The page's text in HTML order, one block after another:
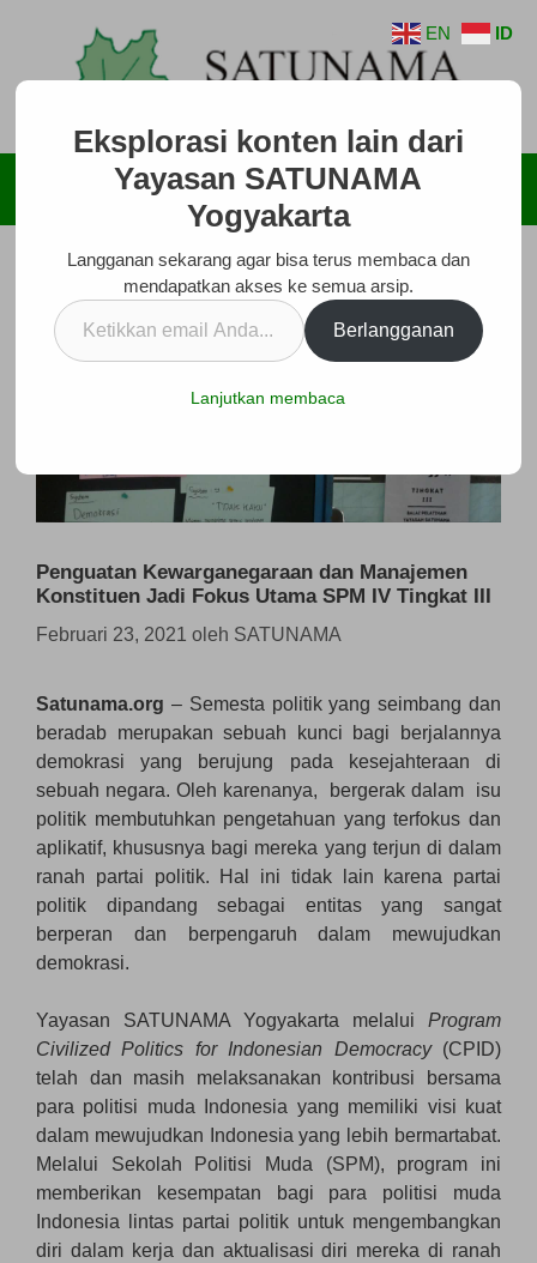
Menu
Penguatan Kewarganegaraan dan Manajemen
Konstituen Jadi Fokus Utama SPM IV Tingkat III
Februari 23, 2021 oleh SATUNAMA
Satunama.org – Semesta politik yang seimbang dan
beradab merupakan sebuah kunci bagi berjalannya
demokrasi yang berujung pada kesejahteraan di
sebuah negara. Oleh karenanya, bergerak dalam isu
politik membutuhkan pengetahuan yang terfokus dan
aplikatif, khususnya bagi mereka yang terjun di dalam
ranah partai politik. Hal ini tidak lain karena partai
politik dipandang sebagai entitas yang sangat
berperan dan berpengaruh dalam mewujudkan
demokrasi.
Yayasan SATUNAMA Yogyakarta melalui Program
Civilized Politics for Indonesian Democracy(CPID)
telah dan masih melaksanakan kontribusi bersama
para politisi muda Indonesia yang memiliki visi kuat
dalam mewujudkan Indonesia yang lebih bermartabat.
Melalui Sekolah Politisi Muda (SPM), program ini
memberikan kesempatan bagi para politisi muda
Indonesia lintas partai politik untuk mengembangkan
diri dalam kerja dan aktualisasi diri mereka di ranah
EN ID
Eksplorasi konten lain dari
Yayasan SATUNAMA
Yogyakarta
Langganan sekarang agar bisa terus membaca dan
mendapatkan akses ke semua arsip.
Ketikkan
email
Berlangganan
Lanjutkan membaca